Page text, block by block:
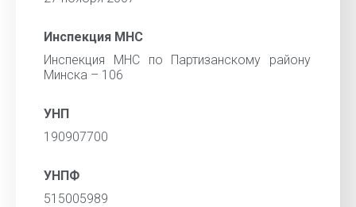
Инспекция МНС
Инспекция МНС по Партизанскому району
Минска – 106
УНП
190907700
УНПФ
515005989